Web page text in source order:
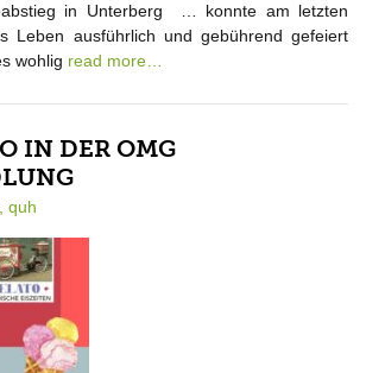
in Unterberg … konnte am letzten
Leben ausführlich und gebührend gefeiert
wohlig read more…
IN DER OMG
quh